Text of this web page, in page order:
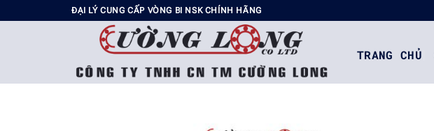
đến
ĐẠI LÝ CUNG CẤP VÒNG BI NSK CHÍNH HÃNG
TRANG CHỦ